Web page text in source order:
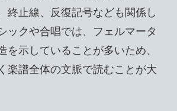
終止線、反復記号なども関係し
ックや合唱では、フェルマータ
を示していることが多いため、
楽譜全体の文脈で読むことが大